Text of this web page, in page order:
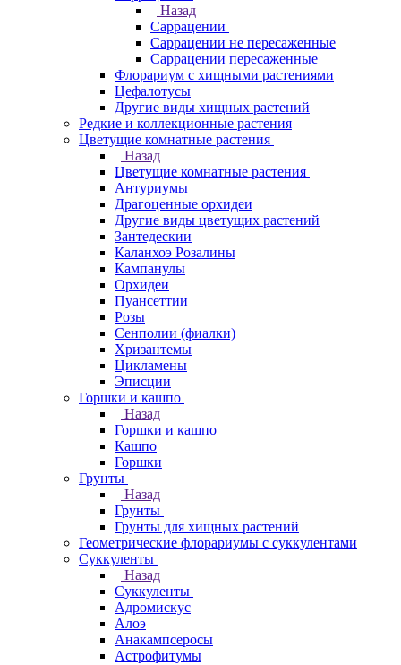
Назад
Саррацении
Саррацении не пересаженные
Саррацении пересаженные
Флорариум с хищными растениями
Цефалотусы
Другие виды хищных растений
Редкие и коллекционные растения
Цветущие комнатные растения
Назад
Цветущие комнатные растения
Антуриумы
Драгоценные орхидеи
Другие виды цветущих растений
Зантедескии
Каланхоэ Розалины
Кампанулы
Орхидеи
Пуансеттии
Розы
Сенполии (фиалки)
Хризантемы
Цикламены
Эписции
Горшки и кашпо
Назад
Горшки и кашпо
Кашпо
Горшки
Грунты
Назад
Грунты
Грунты для хищных растений
Геометрические флорариумы с суккулентами
Суккуленты
Назад
Суккуленты
Адромискус
Алоэ
Анакампсеросы
Астрофитумы